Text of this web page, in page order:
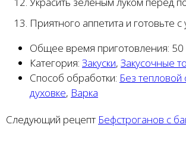
Приятного аппетита и готовьте
Общее время приготовления: 50
Категория: Закуски, Закусочные
Способ обработки: Без тепловой
духовке, Варка
Следующий рецепт Бефстроганов с